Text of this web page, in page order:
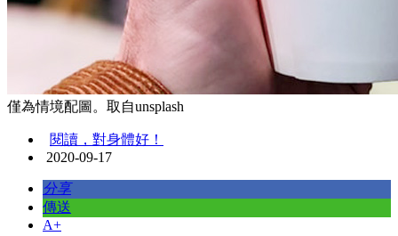
僅為情境配圖。取自unsplash
閱讀，對身體好！
2020-09-17
分享
傳送
A+